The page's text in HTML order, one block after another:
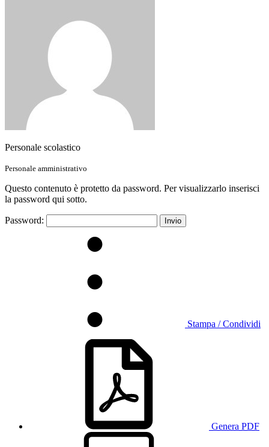
Personale scolastico
Personale amministrativo
Questo contenuto è protetto da password. Per visualizzarlo inserisci
la password qui sotto.
Password:
Stampa / Condividi
Genera PDF